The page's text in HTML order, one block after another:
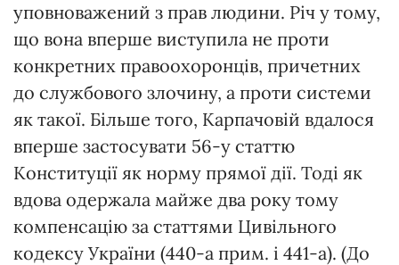
уповноважений з прав людини. Річ у тому,
що вона вперше виступила не проти
конкретних правоохоронців, причетних
до службового злочину, а проти системи
як такої. Більше того, Карпачовій вдалося
вперше застосувати 56-у статтю
Конституції як норму прямої дії. Тоді як
вдова одержала майже два року тому
компенсацію за статтями Цивільного
кодексу України (440-а прим. і 441-а). (До